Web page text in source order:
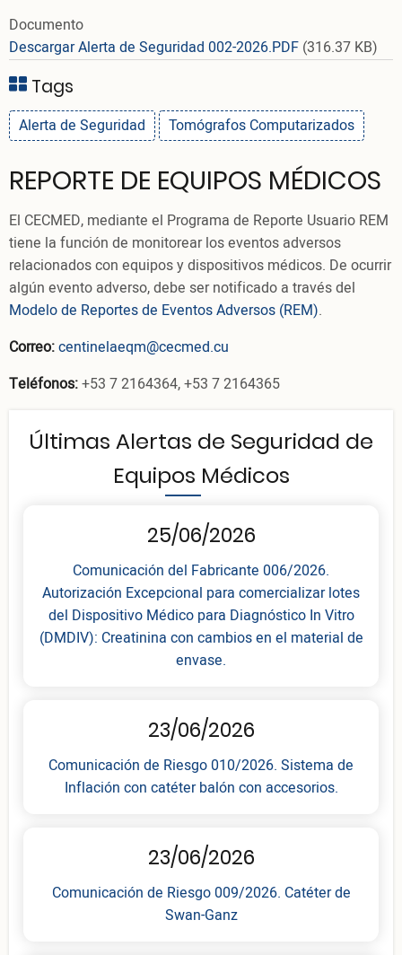
Documento
Descargar Alerta de Seguridad 002-2026.PDF (316.37 KB)
Tags
Alerta de Seguridad Tomógrafos Computarizados
REPORTE DE EQUIPOS MÉDICOS
El CECMED, mediante el Programa de Reporte Usuario REM
tiene la función de monitorear los eventos adversos
relacionados con equipos y dispositivos médicos. De ocurrir
algún evento adverso, debe ser notificado a través del
Modelo de Reportes de Eventos Adversos (REM).
Correo:centinelaeqm@cecmed.cu
Teléfonos:+53 7 2164364, +53 7 2164365
Últimas Alertas de Seguridad de
Equipos Médicos
25/06/2026
Comunicación del Fabricante 006/2026.
Autorización Excepcional para comercializar lotes
del Dispositivo Médico para Diagnóstico In Vitro
(DMDIV): Creatinina con cambios en el material de
envase.
23/06/2026
Comunicación de Riesgo 010/2026. Sistema de
Inflación con catéter balón con accesorios.
23/06/2026
Comunicación de Riesgo 009/2026. Catéter de
Swan-Ganz